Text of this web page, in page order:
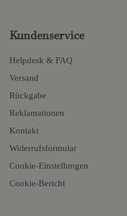
Kundenservice
Helpdesk & FAQ
Versand
Rückgabe
Reklamationen
Kontakt
Widerrufsformular
Cookie-Einstellungen
Cookie-Bericht